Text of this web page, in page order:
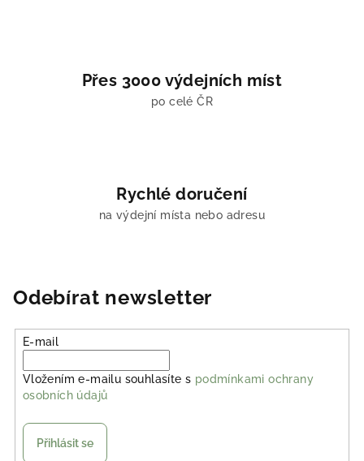
Přes 3000 výdejních míst
po celé ČR
Rychlé doručení
na výdejní místa nebo adresu
Odebírat newsletter
E-mail
Vložením e-mailu souhlasíte s podmínkami ochrany
osobních údajů
Přihlásit se